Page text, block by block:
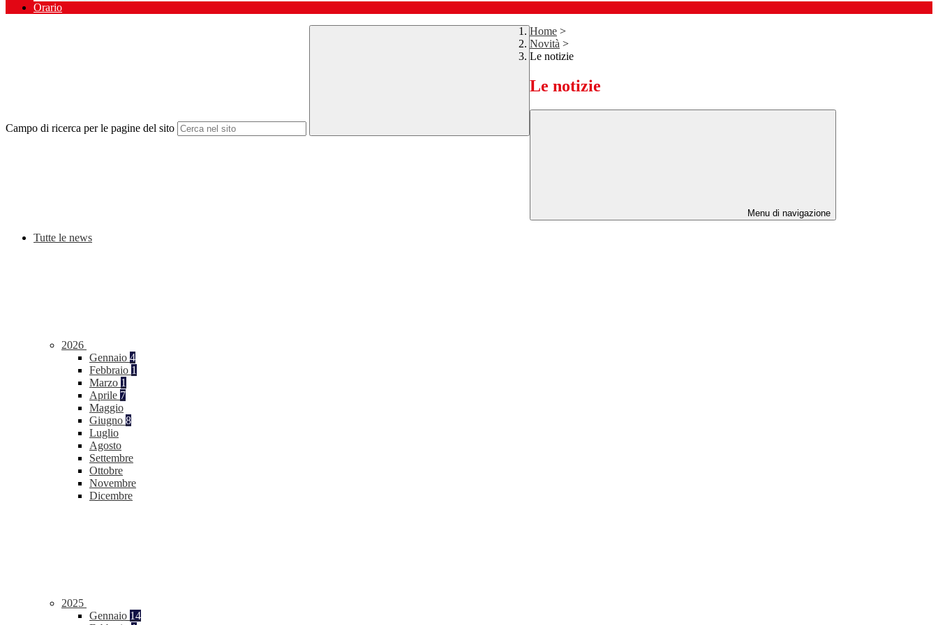
Orario
Campo di ricerca per le pagine del sito
Home >
Novità >
Le notizie
Le notizie
Menu di navigazione
Tutte le news
2026
Gennaio 4
Febbraio 1
Marzo 1
Aprile 7
Maggio
Giugno 8
Luglio
Agosto
Settembre
Ottobre
Novembre
Dicembre
2025
Gennaio 14